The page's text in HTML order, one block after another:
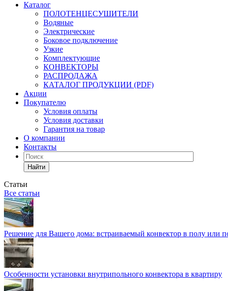
Каталог
ПОЛОТЕНЦЕСУШИТЕЛИ
Водяные
Электрические
Боковое подключение
Узкие
Комплектующие
КОНВЕКТОРЫ
РАСПРОДАЖА
КАТАЛОГ ПРОДУКЦИИ (PDF)
Акции
Покупателю
Условия оплаты
Условия доставки
Гарантия на товар
О компании
Контакты
Найти
Статьи
Все статьи
Решение для Вашего дома: встраиваемый конвектор в полу или
Особенности установки внутрипольного конвектора в квартиру